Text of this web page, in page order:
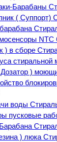
Барабаны
( Суппорт)
) в сборе
)
воды
пусковые
) люка